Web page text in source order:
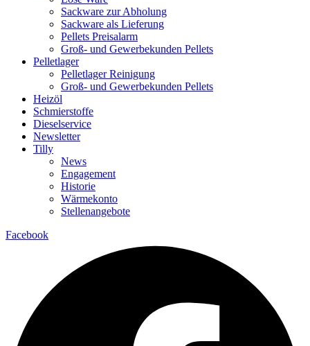
Sackware zur Abholung
Sackware als Lieferung
Pellets Preisalarm
Groß- und Gewerbekunden Pellets
Pelletlager
Pelletlager Reinigung
Groß- und Gewerbekunden Pellets
Heizöl
Schmierstoffe
Dieselservice
Newsletter
Tilly
News
Engagement
Historie
Wärmekonto
Stellenangebote
Facebook